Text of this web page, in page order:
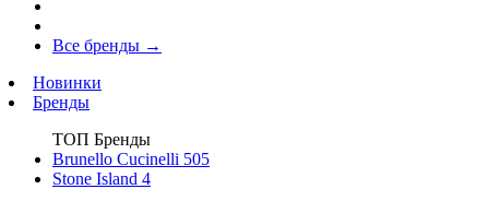
Все бренды →
Новинки
Бренды
ТОП Бренды
Brunello Cucinelli 505
Stone Island 4